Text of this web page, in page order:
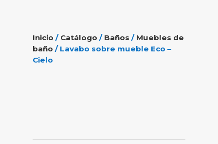
Inicio / Catálogo / Baños / Muebles de
baño / Lavabo sobre mueble Eco –
Cielo